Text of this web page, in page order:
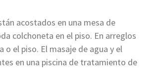
acostados en una mesa de
colchoneta en el piso. En arreglos
el piso. El masaje de agua y el
en una piscina de tratamiento de